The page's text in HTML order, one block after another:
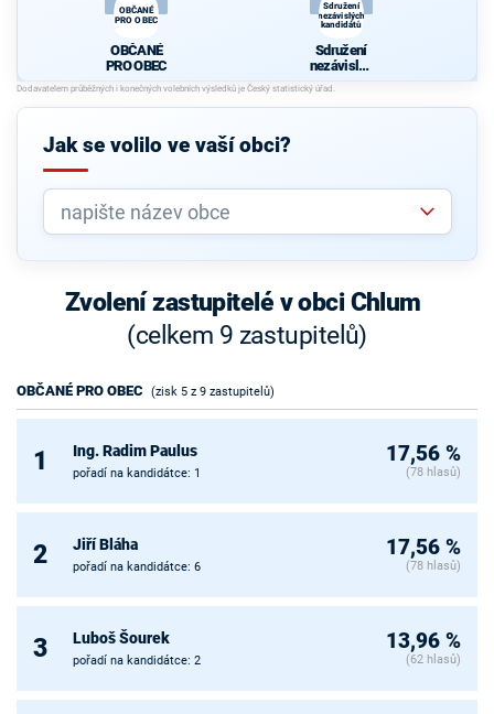
OBČANÉ
PRO OBEC
OBČANÉ
PRO OBEC
Sdružení
nezávislých
kandidátů
Sdružení
nezávislýc
kandidátů
Jak se volilo ve vaší obci?
Zvolení zastupitelé v obci Chlum
(celkem 9 zastupitelů)
OBČANÉ PRO OBEC (zisk 5 z 9 zastupitelů)
1 Ing. Radim Paulus
pořadí na kandidátce: 1
17,56 %
(78 hlasů)
2 Jiří Bláha
pořadí na kandidátce: 6
17,56 %
(78 hlasů)
3 Luboš Šourek
pořadí na kandidátce: 2
13,96 %
(62 hlasů)